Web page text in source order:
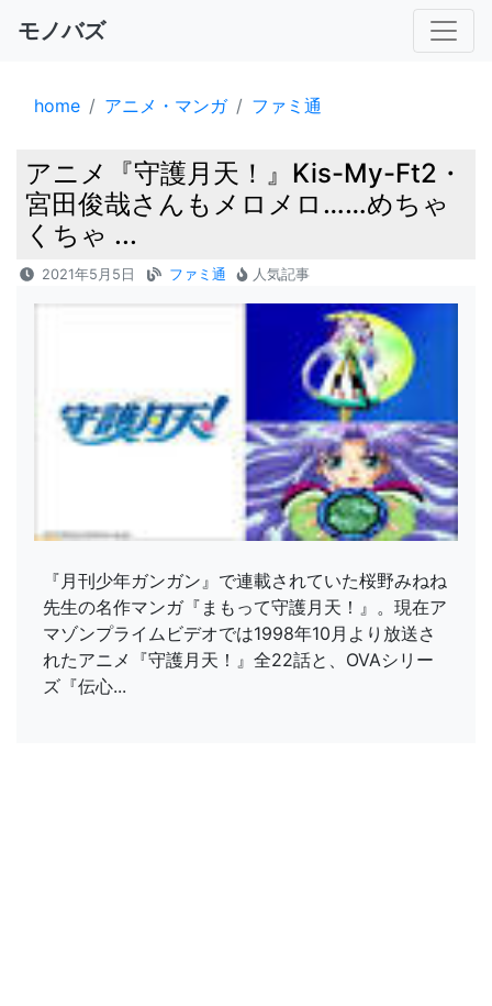
モノバズ
home アニメ・マンガ ファミ通
アニメ『守護月天！』Kis-My-Ft2・
宮田俊哉さんもメロメロ……めちゃ
くちゃ ...
2021年5月5日 ファミ通 人気記事
『月刊少年ガンガン』で連載されていた桜野みねね
先生の名作マンガ『まもって守護月天！』。現在ア
マゾンプライムビデオでは1998年10月より放送さ
れたアニメ『守護月天！』全22話と、OVAシリー
ズ『伝心...